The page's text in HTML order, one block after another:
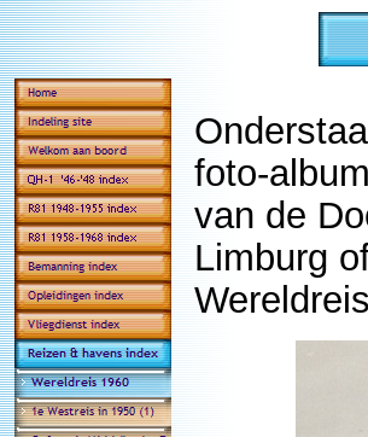
foto-
van de
Limburg